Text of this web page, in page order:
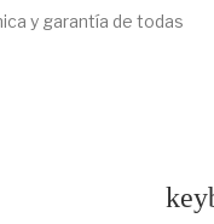
y garantía de todas